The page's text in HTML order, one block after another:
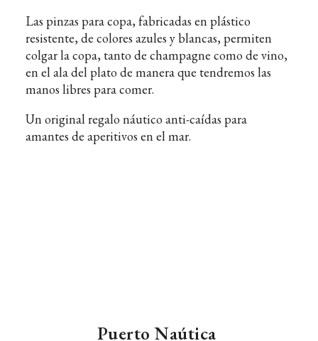
Las pinzas para copa, fabricadas en plástico
resistente, de colores azules y blancas, permiten
colgar la copa, tanto de champagne como de vino,
en el ala del plato de manera que tendremos las
manos libres para comer.
Un original regalo náutico anti-caídas para
amantes de aperitivos en el mar.
Puerto Naútica